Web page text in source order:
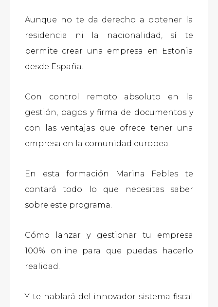
Aunque no te da derecho a obtener la
residencia ni la nacionalidad, sí te
permite crear una empresa en Estonia
desde España.
Con control remoto absoluto en la
gestión, pagos y firma de documentos y
con las ventajas que ofrece tener una
empresa en la comunidad europea.
En esta formación Marina Febles te
contará todo lo que necesitas saber
sobre este programa.
Cómo lanzar y gestionar tu empresa
100% online para que puedas hacerlo
realidad.
Y te hablará del innovador sistema fiscal